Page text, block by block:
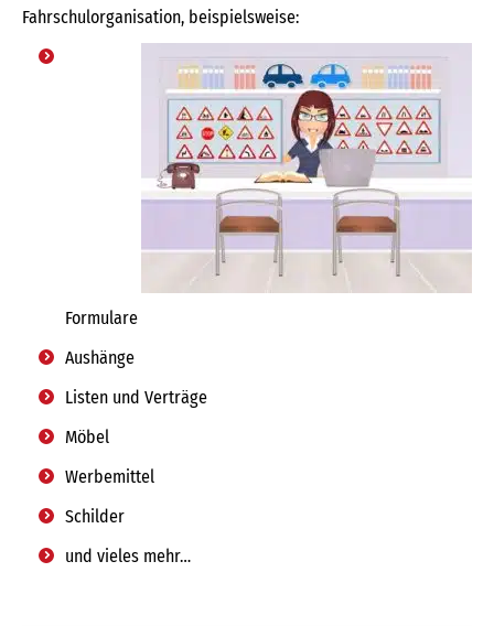
Fahrschulorganisation, beispielsweise:
Formulare
Aushänge
Listen und Verträge
Möbel
Werbemittel
Schilder
und vieles mehr…